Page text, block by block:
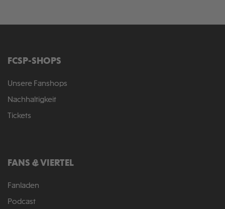
FCSP-SHOPS
Unsere Fanshops
Nachhaltigkeit
Tickets
FANS & VIERTEL
Fanladen
Podcast